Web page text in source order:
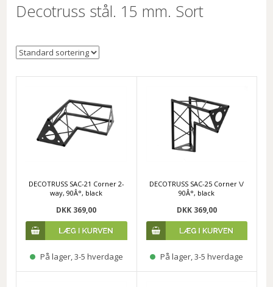
Decotruss stål. 15 mm. Sort
DECOTRUSS SAC-21 Corner 2-
way, 90Â°, black
DKK 369,00
På lager, 3-5 hverdage
DECOTRUSS SAC-25 Corner \/
90Â°, black
DKK 369,00
På lager, 3-5 hverdage